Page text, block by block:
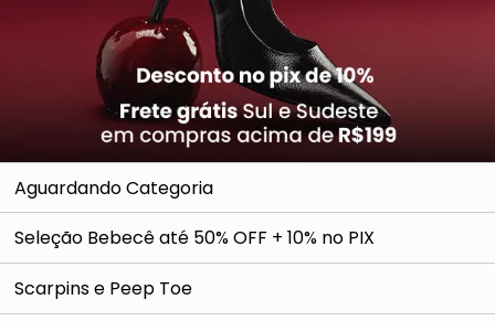
Aguardando Categoria
Seleção Bebecê até 50% OFF + 10% no PIX
Scarpins e Peep Toe